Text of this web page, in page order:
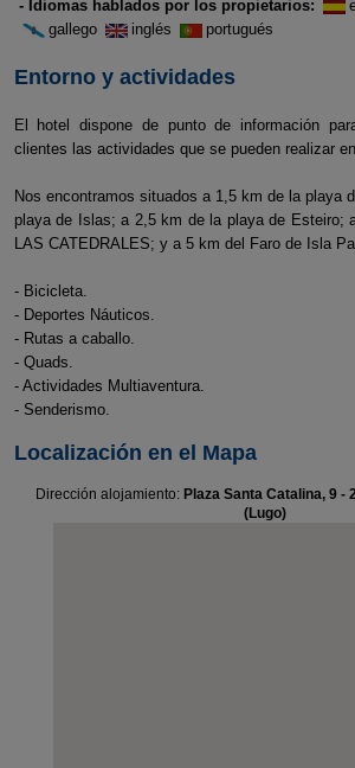
- Idiomas hablados por los propietarios:
gallego
inglés portugués
Entorno y actividades
El hotel dispone de punto de información
clientes las actividades que se pueden realizar
Nos encontramos situados a 1,5 km de la playa
playa de Islas; a 2,5 km de la playa de Esteiro;
LAS CATEDRALES; y a 5 km del Faro de Isla
- Bicicleta.
- Deportes Náuticos.
- Rutas a caballo.
- Quads.
- Actividades Multiaventura.
- Senderismo.
Localización en el Mapa
Dirección alojamiento: Plaza Santa Catalina, 9 -
(Lugo)